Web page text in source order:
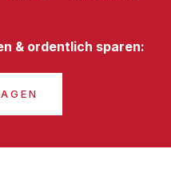
& ordentlich sparen: